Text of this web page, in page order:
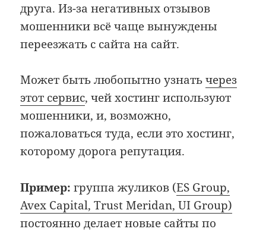
друга. Из-за негативных отзывов
мошенники всё чаще вынуждены
переезжать с сайта на сайт.
Может быть любопытно узнатьчерез
этот сервис, чей хостинг используют
мошенники, и, возможно,
пожаловаться туда, если это хостинг,
которому дорога репутация.
Пример: группа жуликов (ES Group,
Avex Capital, Trust Meridan, UI Group)
постоянно делает новые сайты по